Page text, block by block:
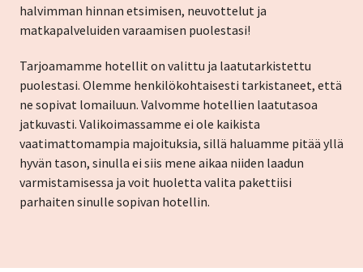
halvimman hinnan etsimisen, neuvottelut ja
matkapalveluiden varaamisen puolestasi!
Tarjoamamme hotellit on valittu ja laatutarkistettu
puolestasi. Olemme henkilökohtaisesti tarkistaneet, että
ne sopivat lomailuun. Valvomme hotellien laatutasoa
jatkuvasti. Valikoimassamme ei ole kaikista
vaatimattomampia majoituksia, sillä haluamme pitää yllä
hyvän tason, sinulla ei siis mene aikaa niiden laadun
varmistamisessa ja voit huoletta valita pakettiisi
parhaiten sinulle sopivan hotellin.